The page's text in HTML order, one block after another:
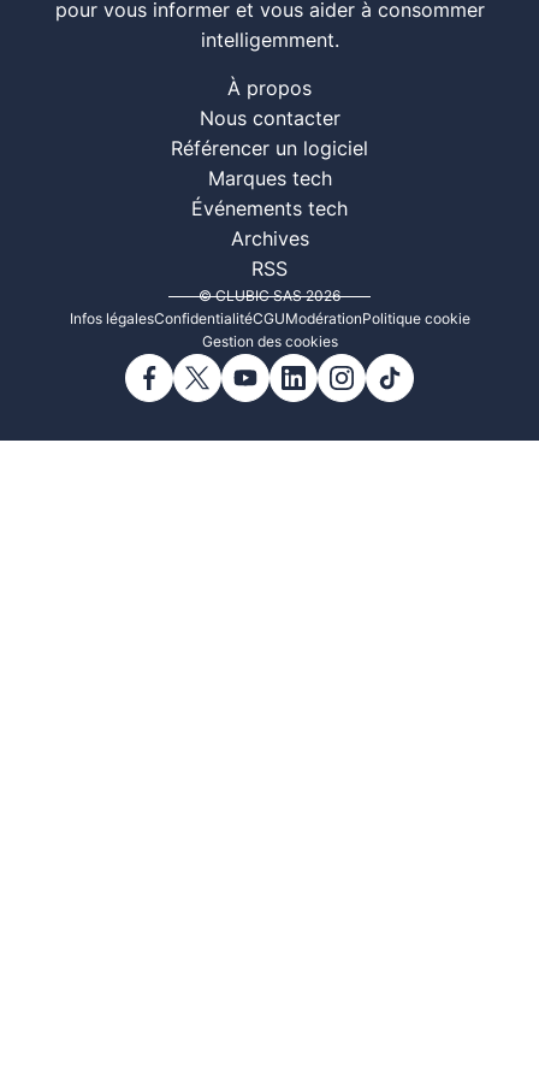
pour vous informer et vous aider à consommer
intelligemment.
À propos
Nous contacter
Référencer un logiciel
Marques tech
Événements tech
Archives
RSS
© CLUBIC SAS 2026
Infos légalesConfidentialitéCGUModérationPolitique cookie
Gestion des cookies